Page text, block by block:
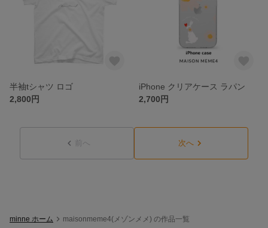
半袖tシャツ ロゴ
2,800円
iPhone クリアケース ラパン
2,700円
前へ 次へ
minne ホーム maisonmeme4(メゾンメメ) の作品一覧